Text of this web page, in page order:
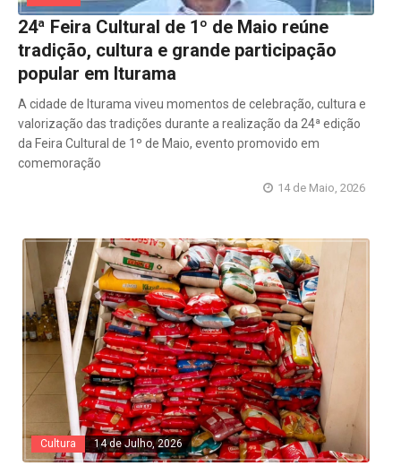
24ª Feira Cultural de 1º de Maio reúne
tradição, cultura e grande participação
popular em Iturama
A cidade de Iturama viveu momentos de celebração, cultura e
valorização das tradições durante a realização da 24ª edição
da Feira Cultural de 1º de Maio, evento promovido em
comemoração
14 de Maio, 2026
Cultura 14 de Julho, 2026